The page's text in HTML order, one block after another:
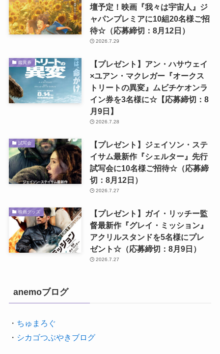
壇予定！映画『我々は宇宙人』ジ
ャパンプレミアに10組20名様ご招
待☆（応募締切：8月12日）
2026.7.29
鑑賞券
【プレゼント】アン・ハサウェイ
×ユアン・マクレガー『オークス
トリートの異変』ムビチケオンラ
イン券を3名様に☆【応募締切：8
月9日】
2026.7.28
試写会
【プレゼント】ジェイソン・ステ
イサム最新作『シェルター』先行
試写会に10名様ご招待☆（応募締
切：8月12日）
2026.7.27
映画グッズ
【プレゼント】ガイ・リッチー監
督最新作『グレイ・ミッション』
アクリルスタンドを5名様にプレ
ゼント☆（応募締切：8月9日）
2026.7.27
anemoブログ
・ ちゅまろぐ
・ シカゴつぶやきブログ